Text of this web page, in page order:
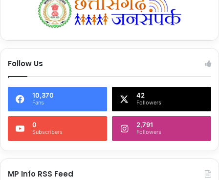
Follow Us
10,370
Fans
42
Followers
0
Subscribers
2,791
Followers
MP Info RSS Feed